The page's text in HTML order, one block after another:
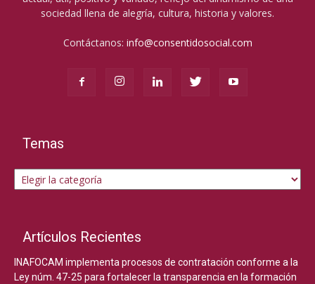
sociedad llena de alegría, cultura, historia y valores.
Contáctanos: info@consentidosocial.com
Temas
Temas
Artículos Recientes
INAFOCAM implementa procesos de contratación conforme a la
Ley núm. 47-25 para fortalecer la transparencia en la formación